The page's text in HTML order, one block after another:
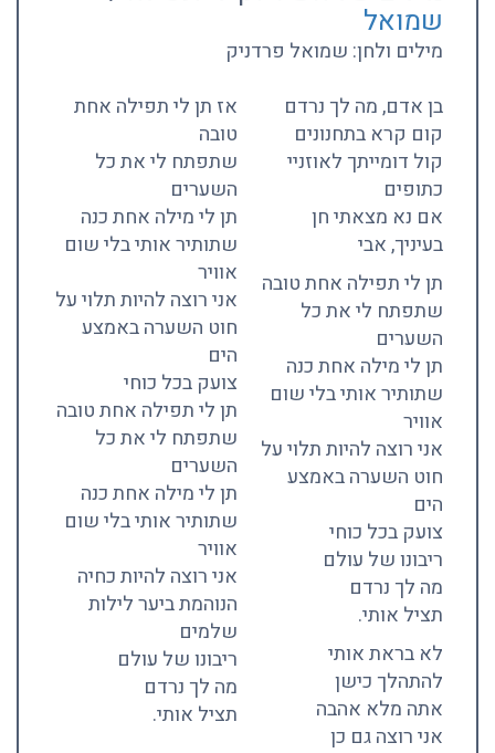
שמואל
מילים ולחן: שמואל פרדניק
בן אדם, מה לך נרדם
קום קרא בתחנונים
קול דומייתך לאוזניי
כתופים
אם נא מצאתי חן
בעיניך, אבי
תן לי תפילה אחת טובה
שתפתח לי את כל
השערים
תן לי מילה אחת כנה
שתותיר אותי בלי שום
אוויר
אני רוצה להיות תלוי על
חוט השערה באמצע
הים
צועק בכל כוחי
ריבונו של עולם
מה לך נרדם
תציל אותי.
לא בראת אותי
להתהלך כישן
אתה מלא אהבה
אני רוצה גם כן
אז תן לי תפילה אחת
טובה
שתפתח לי את כל
השערים
תן לי מילה אחת כנה
שתותיר אותי בלי שום
אוויר
אני רוצה להיות תלוי על
חוט השערה באמצע
הים
צועק בכל כוחי
תן לי תפילה אחת טובה
שתפתח לי את כל
השערים
תן לי מילה אחת כנה
שתותיר אותי בלי שום
אוויר
אני רוצה להיות כחיה
הנוהמת ביער לילות
שלמים
ריבונו של עולם
מה לך נרדם
תציל אותי.